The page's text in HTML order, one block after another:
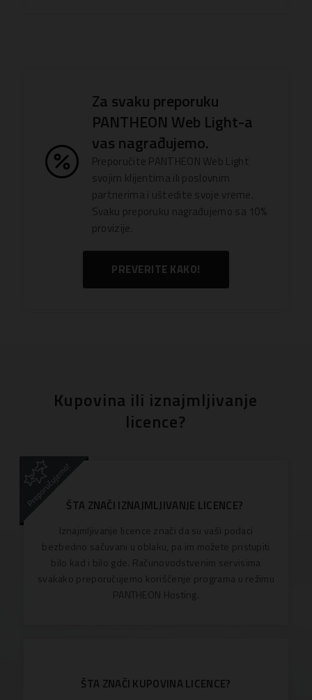
Za svaku preporuku
PANTHEON Web Light-a
vas nagrađujemo.
Preporučite PANTHEON Web Light
svojim klijentima ili poslovnim
partnerima i uštedite svoje vreme.
Svaku preporuku nagrađujemo sa 10%
provizije.
PREVERITE KAKO!
Kupovina ili iznajmljivanje
licence?
ŠTA ZNAČI IZNAJMLJIVANJE LICENCE?
Iznajmljivanje licence znači da su vaši podaci
bezbedno sačuvani u oblaku, pa im možete pristupiti
bilo kad i bilo gde. Računovodstvenim servisima
svakako preporučujemo korišćenje programa u režimu
PANTHEON Hosting.
ŠTA ZNAČI KUPOVINA LICENCE?